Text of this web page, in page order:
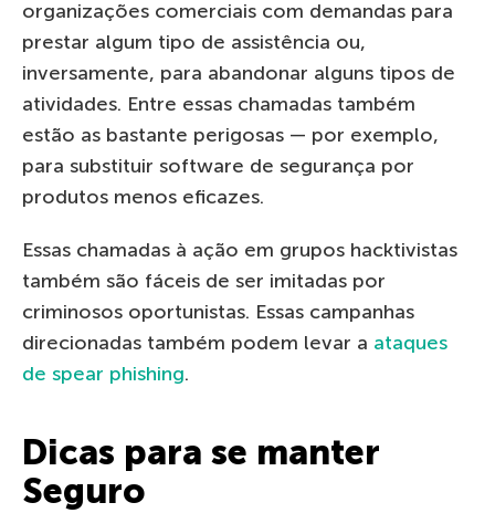
organizações comerciais com demandas para
prestar algum tipo de assistência ou,
inversamente, para abandonar alguns tipos de
atividades. Entre essas chamadas também
estão as bastante perigosas — por exemplo,
para substituir software de segurança por
produtos menos eficazes.
Essas chamadas à ação em grupos hacktivistas
também são fáceis de ser imitadas por
criminosos oportunistas. Essas campanhas
direcionadas também podem levar a ataques
de spear phishing.
Dicas para se manter
Seguro